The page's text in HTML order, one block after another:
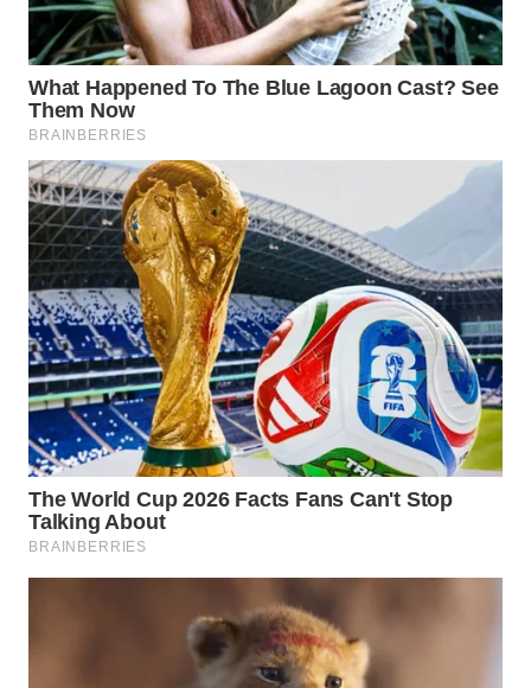
WN
SAMOSIR
WN
PADANG
LAWAS
WN
SUMEDANG
WN
CIANJUR
WN
KEPULAUAN
SERIBU
WN